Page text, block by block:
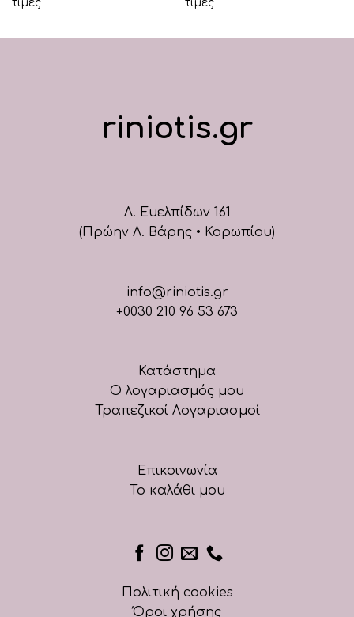
τιμές
τιμές
riniotis.gr
Λ. Ευελπίδων 161
(Πρώην Λ. Βάρης • Κορωπίου)
info@riniotis.gr
+0030 210 96 53 673
Κατάστημα
Ο λογαριασμός μου
Τραπεζικοί Λογαριασμοί
Επικοινωνία
Το καλάθι μου
Πολιτική cookies
Όροι χρήσης